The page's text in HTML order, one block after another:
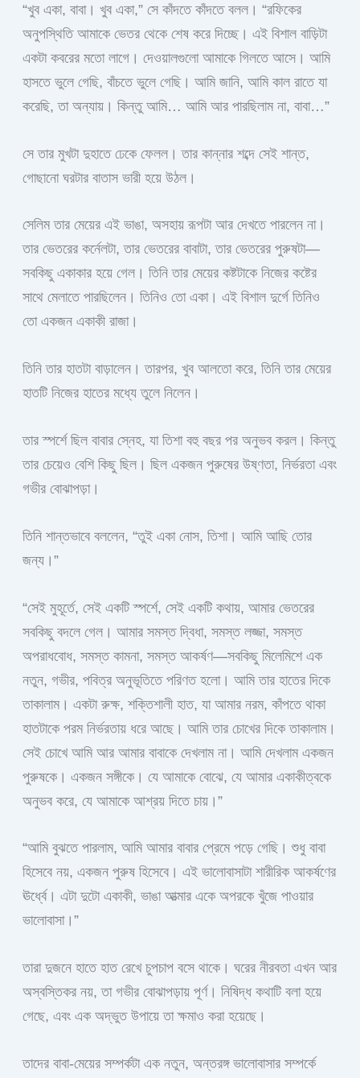
“খুব একা, বাবা। খুব একা,” সে কাঁদতে কাঁদতে বলল। “রফিকের
অনুপস্থিতি আমাকে ভেতর থেকে শেষ করে দিচ্ছে। এই বিশাল বাড়িটা
একটা কবরের মতো লাগে। দেওয়ালগুলো আমাকে গিলতে আসে। আমি
হাসতে ভুলে গেছি, বাঁচতে ভুলে গেছি। আমি জানি, আমি কাল রাতে যা
করেছি, তা অন্যায়। কিন্তু আমি… আমি আর পারছিলাম না, বাবা…”
সে তার মুখটা দুহাতে ঢেকে ফেলল। তার কান্নার শব্দে সেই শান্ত,
গোছানো ঘরটার বাতাস ভারী হয়ে উঠল।
সেলিম তার মেয়ের এই ভাঙা, অসহায় রূপটা আর দেখতে পারলেন না।
তার ভেতরের কর্নেলটা, তার ভেতরের বাবাটা, তার ভেতরের পুরুষটা—
সবকিছু একাকার হয়ে গেল। তিনি তার মেয়ের কষ্টটাকে নিজের কষ্টের
সাথে মেলাতে পারছিলেন। তিনিও তো একা। এই বিশাল দুর্গে তিনিও
তো একজন একাকী রাজা।
তিনি তার হাতটা বাড়ালেন। তারপর, খুব আলতো করে, তিনি তার মেয়ের
হাতটি নিজের হাতের মধ্যে তুলে নিলেন।
তার স্পর্শে ছিল বাবার স্নেহ, যা তিশা বহু বছর পর অনুভব করল। কিন্তু
তার চেয়েও বেশি কিছু ছিল। ছিল একজন পুরুষের উষ্ণতা, নির্ভরতা এবং
গভীর বোঝাপড়া।
তিনি শান্তভাবে বললেন, “তুই একা নোস, তিশা। আমি আছি তোর
জন্য।”
“সেই মুহূর্তে, সেই একটি স্পর্শে, সেই একটি কথায়, আমার ভেতরের
সবকিছু বদলে গেল। আমার সমস্ত দ্বিধা, সমস্ত লজ্জা, সমস্ত
অপরাধবোধ, সমস্ত কামনা, সমস্ত আকর্ষণ—সবকিছু মিলেমিশে এক
নতুন, গভীর, পবিত্র অনুভূতিতে পরিণত হলো। আমি তার হাতের দিকে
তাকালাম। একটা রুক্ষ, শক্তিশালী হাত, যা আমার নরম, কাঁপতে থাকা
হাতটাকে পরম নির্ভরতায় ধরে আছে। আমি তার চোখের দিকে তাকালাম।
সেই চোখে আমি আর আমার বাবাকে দেখলাম না। আমি দেখলাম একজন
পুরুষকে। একজন সঙ্গীকে। যে আমাকে বোঝে, যে আমার একাকীত্বকে
অনুভব করে, যে আমাকে আশ্রয় দিতে চায়।”
“আমি বুঝতে পারলাম, আমি আমার বাবার প্রেমে পড়ে গেছি। শুধু বাবা
হিসেবে নয়, একজন পুরুষ হিসেবে। এই ভালোবাসাটা শারীরিক আকর্ষণের
ঊর্ধ্বে। এটা দুটো একাকী, ভাঙা আত্মার একে অপরকে খুঁজে পাওয়ার
ভালোবাসা।”
তারা দুজনে হাতে হাত রেখে চুপচাপ বসে থাকে। ঘরের নীরবতা এখন আর
অস্বস্তিকর নয়, তা গভীর বোঝাপড়ায় পূর্ণ। নিষিদ্ধ কথাটি বলা হয়ে
গেছে, এবং এক অদ্ভুত উপায়ে তা ক্ষমাও করা হয়েছে।
তাদের বাবা-মেয়ের সম্পর্কটা এক নতুন, অন্তরঙ্গ ভালোবাসার সম্পর্কে